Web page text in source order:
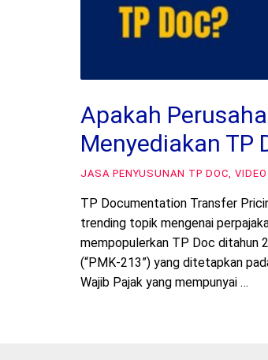
Apakah
Menyediakan TP
JASA PENYUSUNAN TP DOC,
TP Documentation Transfer
trending topik mengenai
mempopulerkan TP Doc ditahun
(“PMK-213”) yang ditetapkan
Wajib Pajak yang mempunyai …